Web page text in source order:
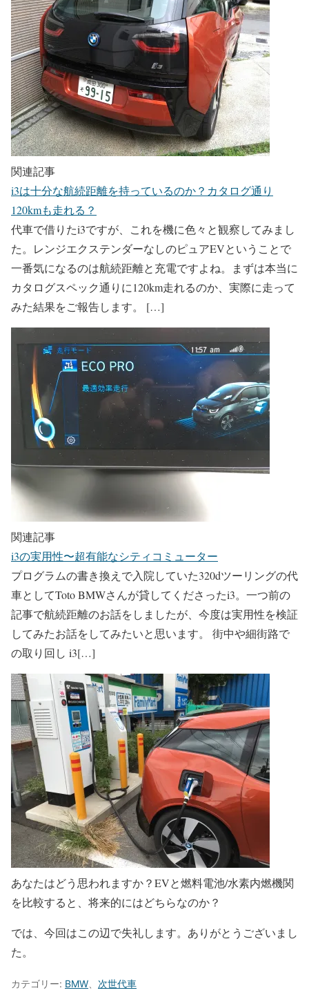
関連記事
i3は十分な航続距離を持っているのか？カタログ通り
120kmも走れる？
代車で借りたi3ですが、これを機に色々と観察してみまし
た。レンジエクステンダーなしのピュアEVということで
一番気になるのは航続距離と充電ですよね。まずは本当に
カタログスペック通りに120km走れるのか、実際に走って
みた結果をご報告します。 […]
関連記事
i3の実用性〜超有能なシティコミューター
プログラムの書き換えで入院していた320dツーリングの代
車としてToto BMWさんが貸してくださったi3。一つ前の
記事で航続距離のお話をしましたが、今度は実用性を検証
してみたお話をしてみたいと思います。 街中や細街路で
の取り回し i3[…]
あなたはどう思われますか？EVと燃料電池/水素内燃機関
を比較すると、将来的にはどちらなのか？
では、今回はこの辺で失礼します。ありがとうございまし
た。
カテゴリー: BMW 次世代車